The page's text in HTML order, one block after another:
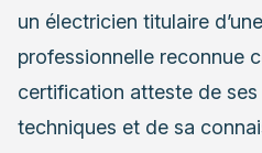
un électricien titulaire
professionnelle reconnue
certification atteste de
techniques et de sa